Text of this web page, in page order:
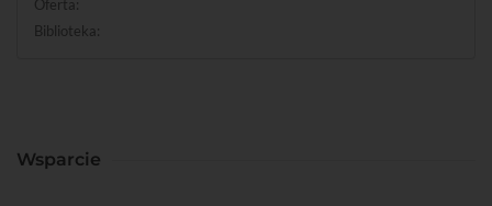
Oferta:
Biblioteka:
Wsparcie